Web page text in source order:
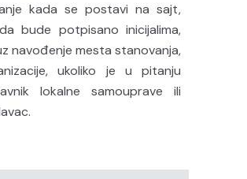
kada se postavi na sajt,
bude potpisano inicijalima,
navođenje mesta stanovanja,
ukoliko je u pitanju
lokalne samouprave ili